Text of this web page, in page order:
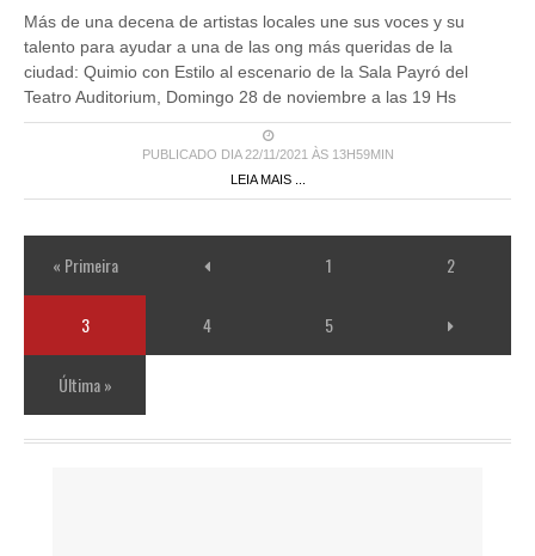
Más de una decena de artistas locales une sus voces y su
talento para ayudar a una de las ong más queridas de la
ciudad: Quimio con Estilo al escenario de la Sala Payró del
Teatro Auditorium, Domingo 28 de noviembre a las 19 Hs
PUBLICADO DIA 22/11/2021 ÀS 13H59MIN
LEIA MAIS ...
« Primeira 1 2
3 4 5
Última »